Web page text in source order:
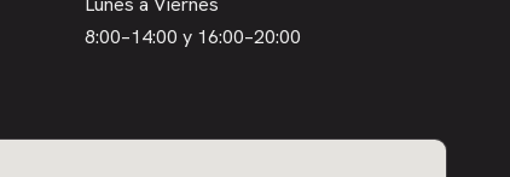
8:00–14:00 y 16:00–20:00